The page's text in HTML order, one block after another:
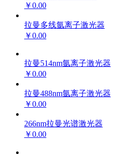
￥0.00
拉曼多线氩离子激光器
￥0.00
拉曼514nm氩离子激光器
￥0.00
拉曼488nm氩离子激光器
￥0.00
266nm拉曼光谱激光器
￥0.00